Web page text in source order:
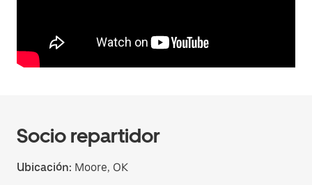
Socio repartidor
Ubicación: Moore, OK